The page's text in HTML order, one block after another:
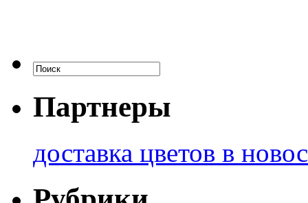
Партнеры
доставка цветов в